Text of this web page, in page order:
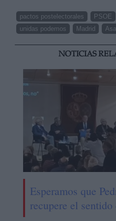
pactos postelectorales PSOE
unidas podemos
Madrid
NOTICIAS
Esperamos que
recupere el sentido